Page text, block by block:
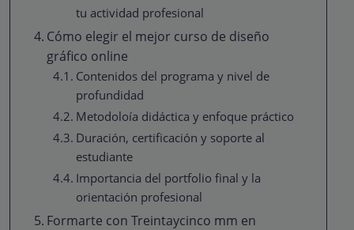
tu actividad profesional
Cómo elegir el mejor curso de diseño
gráfico online
Contenidos del programa y nivel de
profundidad
Metodoloía didáctica y enfoque práctico
Duración, certificación y soporte al
estudiante
Importancia del portfolio final y la
orientación profesional
Formarte con Treintaycinco mm en